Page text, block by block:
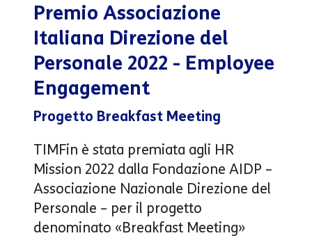
Premio Associazione
Italiana Direzione del
Personale 2022 - Employee
Engagement
Progetto Breakfast Meeting
TIMFin è stata premiata agli HR
Mission 2022 dalla Fondazione AIDP –
Associazione Nazionale Direzione del
Personale – per il progetto
denominato «Breakfast Meeting»